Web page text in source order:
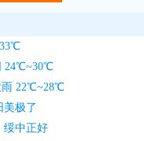
24℃~30℃
雨 22℃~28℃
极了
绥中正好